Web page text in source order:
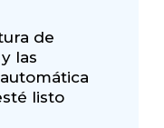
de
las
listo